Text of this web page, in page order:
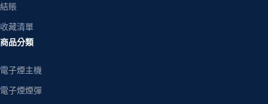
結賬
收藏清單
商品分類
電子煙主機
電子煙煙彈